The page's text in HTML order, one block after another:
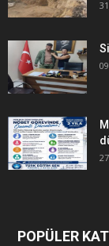
POPÜLER